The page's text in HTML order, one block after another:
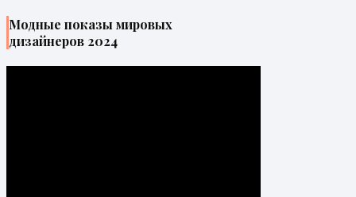
Модные показы мировых
дизайнеров 2024